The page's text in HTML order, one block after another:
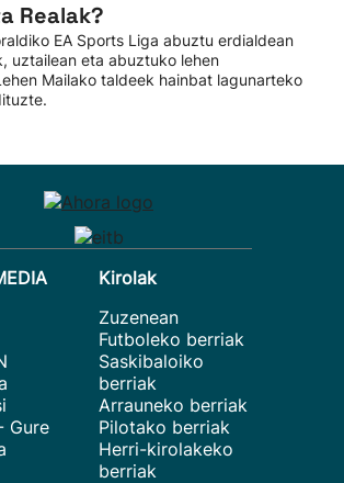
Realak?
EA Sports Liga abuztu erdialdean
uztailean eta abuztuko lehen
Mailako taldeek hainbat lagunarteko
Gure
Kirolak
Zuzenean
Futboleko berriak
Saskibaloiko
berriak
Arrauneko berriak
Pilotako berriak
Herri-kirolakeko
berriak